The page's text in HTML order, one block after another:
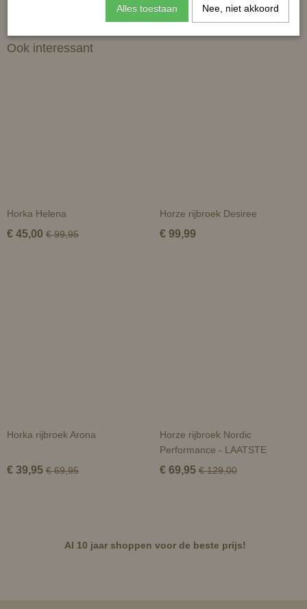
Ook interessant
Horka Helena
€ 45,00 € 99,95
Horze rijbroek Desiree
€ 99,99
Horka rijbroek Arona
€ 39,95 € 69,95
Horze rijbroek Nordic
Performance - LAATSTE
€ 69,95 € 129,00
Al 10 jaar shoppen voor de beste prijs!
Alles toestaan Nee, niet akkoord